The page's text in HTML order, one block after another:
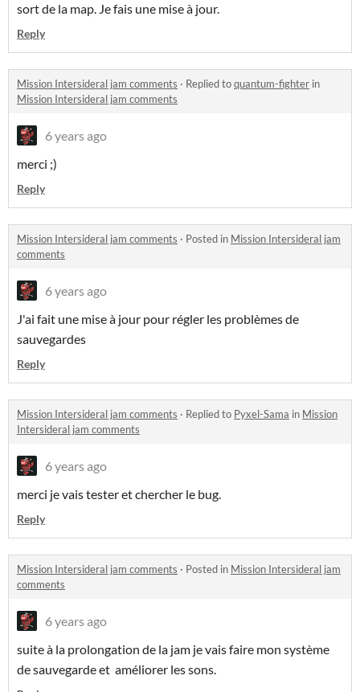
sort de la map. Je fais une mise à jour.
Reply
Mission Intersideral jam comments · Replied toquantum-fighter in
Mission Intersideral jam comments
6 years ago
merci ;)
Reply
Mission Intersideral jam comments · Posted in Mission Intersideral jam
comments
6 years ago
J'ai fait une mise à jour pour régler les problèmes de
sauvegardes
Reply
Mission Intersideral jam comments · Replied to Pyxel-Sama in Mission
Intersideral jam comments
6 years ago
merci je vais tester et chercher le bug.
Reply
Mission Intersideral jam comments · Posted in Mission Intersideral jam
comments
6 years ago
suite à la prolongation de la jam je vais faire mon système
de sauvegarde et améliorer les sons.